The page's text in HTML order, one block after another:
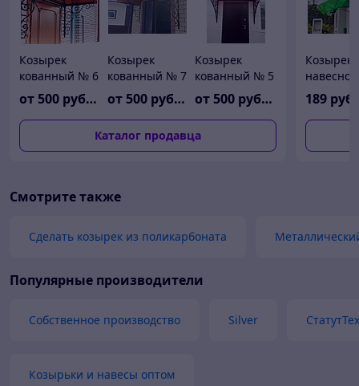
Козырек
кованный № 6
от 500 руб./кв.м
Козырек
кованный № 7
от 500 руб./кв.м
Козырек
кованный № 5
от 500 руб./кв.м
Каталог продавца
Козырек
навесной
сварной
КС-8/1
189 руб.
Смотрите также
Сделать козырек из поликарбоната
Популярные производители
Собственное производство Silver
Козырьки и навесы оптом